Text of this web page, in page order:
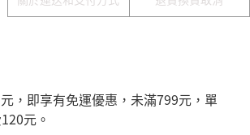
，即享有免運優惠，未滿799元，單
元。